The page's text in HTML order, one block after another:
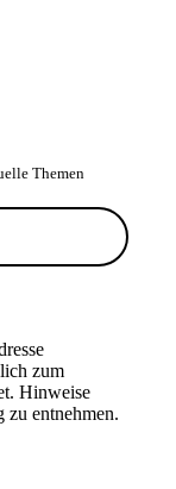
Themen
zum
Hinweise
zu entnehmen.